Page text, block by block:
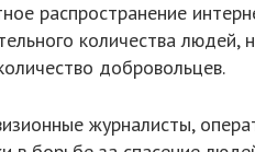
распространение
количества
добровольцев.
журналисты,